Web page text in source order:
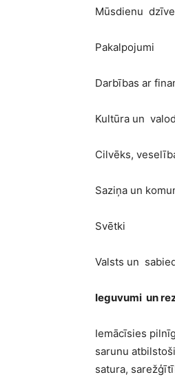
Mūsdienu
Pakalpojumi
Darbības ar
Kultūra un
Cilvēks,
Saziņa un
Svētki
Valsts un
Ieguvumi un
Iemācīsies
sarunu
satura,